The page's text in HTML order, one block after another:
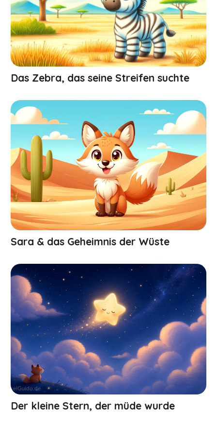
Das Zebra, das seine Streifen suchte
Sara & das Geheimnis der Wüste
Der kleine Stern, der müde wurde